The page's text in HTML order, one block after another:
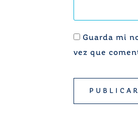
Guarda mi
vez que